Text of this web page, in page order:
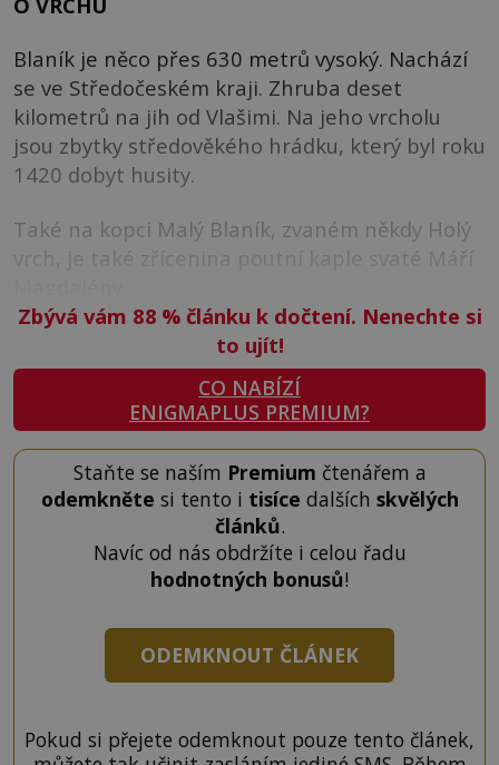
Blaník je něco přes 630 metrů vysoký. Nachází
se ve Středočeském kraji. Zhruba deset
kilometrů na jih od Vlašimi. Na jeho vrcholu
jsou zbytky středověkého hrádku, který byl roku
1420 dobyt husity.
Také na kopci Malý Blaník, zvaném někdy Holý
vrch, je také zřícenina poutní kaple svaté Máří
Zbývá vám 88 %článku k dočtení. Nenechte si
to ujít!
CO NABÍZÍ
ENIGMAPLUS PREMIUM?
Staňte se naším Premium čtenářem a
odemkněte si tento i tisíce dalších skvělých
článků.
Navíc od nás obdržíte i celou řadu
hodnotných bonusů!
ODEMKNOUT ČLÁNEK
Pokud si přejete odemknout pouze tento článek,